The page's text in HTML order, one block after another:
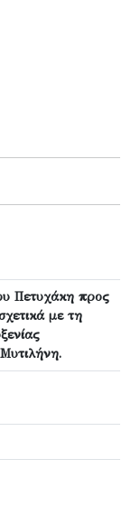
Πετυχάκη προς
με τη